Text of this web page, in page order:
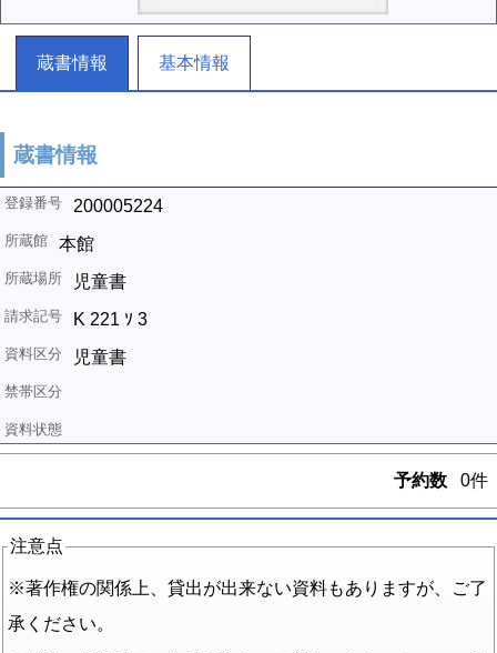
蔵書情報 基本情報
蔵書情報
200005224
本館
児童書
K 221 ｿ 3
児童書
予約数 0件
注意点
※著作権の関係上、貸出が出来ない資料もありますが、ご了
承ください。